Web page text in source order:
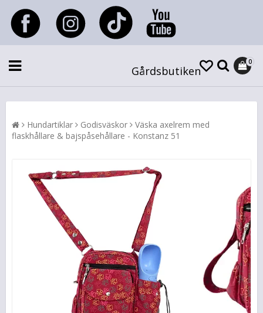
Gårdsbutiken
0
Hundartiklar Godisväskor
Väska axelrem med
flaskhållare & bajspåsehållare - Konstanz 51